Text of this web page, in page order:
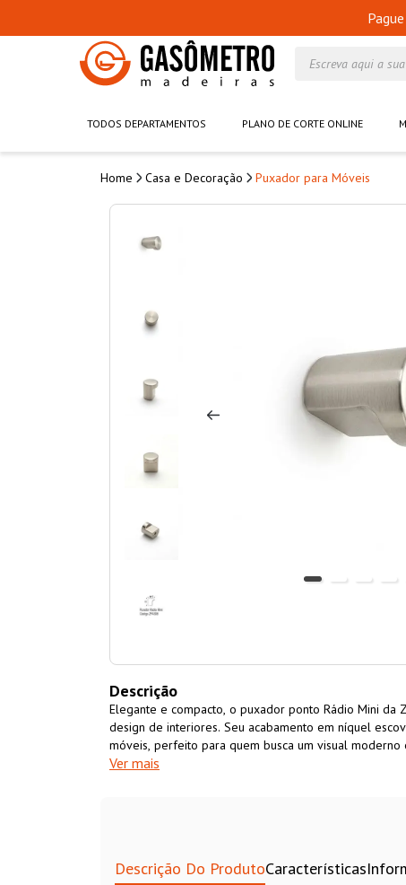
TODOS DEPARTAMENTOS PLANO DE CORTE ONLINE
Casa e Decoração Puxador para Móveis
Descrição
Elegante e compacto, o puxador ponto Rádio Mini da
design de interiores. Seu acabamento em níquel
móveis, perfeito para quem busca um visual
resistência, ele pode ser instalado em gavetas e
Ver mais
Descrição Do ProdutoCaracterísticas